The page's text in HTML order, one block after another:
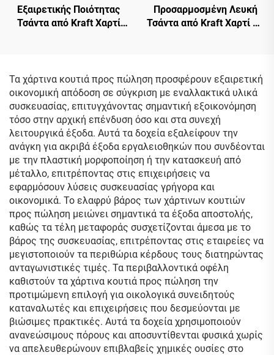
Εξαιρετικής Ποιότητας
Τσάντα από Kraft Χαρτί
Οικολογικές Τσάντες από
Kraft Χαρτί
Προσαρμοσμένη Λευκή
Τσάντα από Kraft Χαρτί με
Μεταφοράς από Kraft
Χαρτί
Τα χάρτινα κουτιά προς πώληση προσφέρουν εξαιρετική
οικονομική απόδοση σε σύγκριση με εναλλακτικά υλικά
συσκευασίας, επιτυγχάνοντας σημαντική εξοικονόμηση
τόσο στην αρχική επένδυση όσο και στα συνεχή
λειτουργικά έξοδα. Αυτά τα δοχεία εξαλείφουν την
ανάγκη για ακριβά έξοδα εργαλειοθηκών που συνδέονται
με την πλαστική μορφοποίηση ή την κατασκευή από
μέταλλο, επιτρέποντας στις επιχειρήσεις να
εφαρμόσουν λύσεις συσκευασίας γρήγορα και
οικονομικά. Το ελαφρύ βάρος των χάρτινων κουτιών
προς πώληση μειώνει σημαντικά τα έξοδα αποστολής,
καθώς τα τέλη μεταφοράς συσχετίζονται άμεσα με το
βάρος της συσκευασίας, επιτρέποντας στις εταιρείες να
μεγιστοποιούν τα περιθώρια κέρδους τους διατηρώντας
ανταγωνιστικές τιμές. Τα περιβαλλοντικά οφέλη
καθιστούν τα χάρτινα κουτιά προς πώληση την
προτιμώμενη επιλογή για οικολογικά συνειδητούς
καταναλωτές και επιχειρήσεις που δεσμεύονται με
βιώσιμες πρακτικές. Αυτά τα δοχεία χρησιμοποιούν
ανανεώσιμους πόρους και αποσυντίθενται φυσικά χωρίς
να απελευθερώνουν επιβλαβείς χημικές ουσίες στο